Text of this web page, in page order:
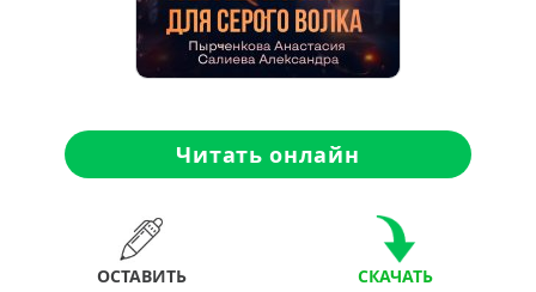
Читать онлайн
ОСТАВИТЬ
СКАЧАТЬ